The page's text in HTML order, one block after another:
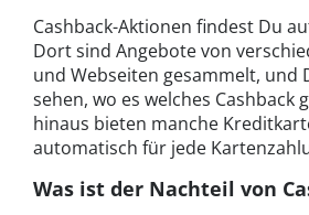
Cashback-Aktionen findest Du
Dort sind Angebote von
und Webseiten gesammelt, und
sehen, wo es welches Cashback
hinaus bieten manche
automatisch für jede
Was ist der Nachteil von